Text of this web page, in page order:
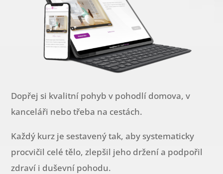
Dopřej si kvalitní pohyb v pohodlí domova, v
kanceláři nebo třeba na cestách.
Každý kurz je sestavený tak, aby systematicky
procvičil celé tělo, zlepšil jeho držení a podpořil
zdraví i duševní pohodu.